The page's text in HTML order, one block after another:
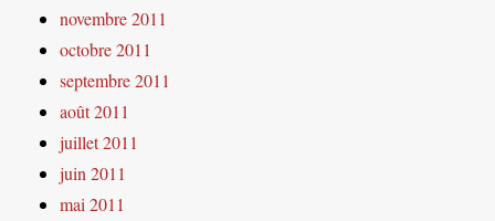
novembre 2011
octobre 2011
septembre 2011
août 2011
juillet 2011
juin 2011
mai 2011